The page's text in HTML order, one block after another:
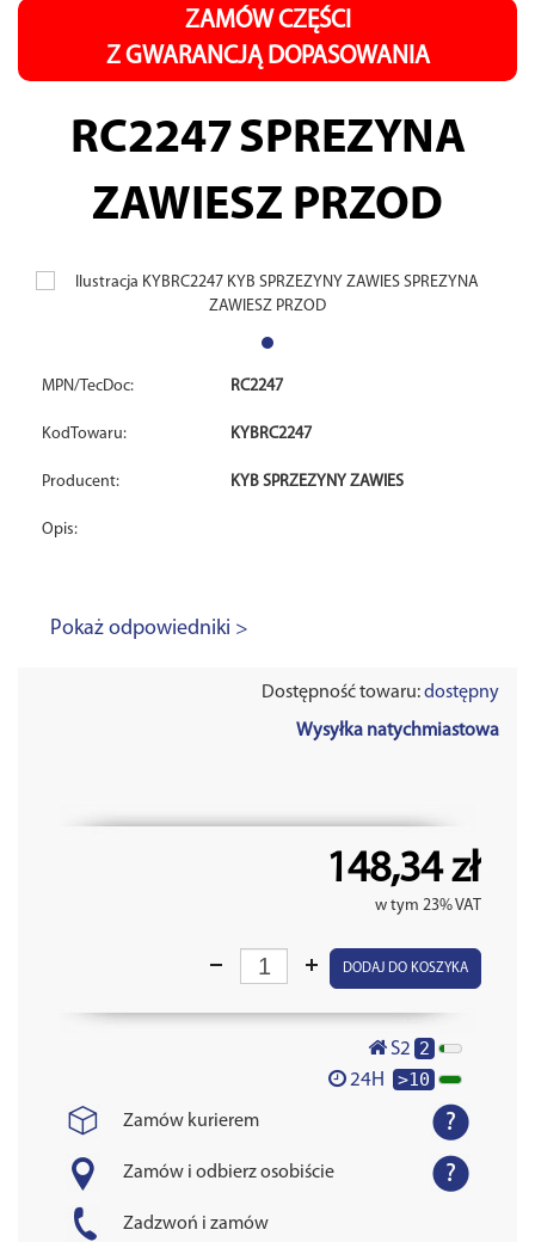
ZAMÓW CZĘŚCI
Z GWARANCJĄ DOPASOWANIA
RC2247SPREZYNA
ZAWIESZ PRZOD
MPN/TecDoc: RC2247
KodTowaru: KYBRC2247
Producent: KYB SPRZEZYNY ZAWIES
Opis:
Pokaż odpowiedniki >
Dostępność towaru:dostępny
Wysyłka natychmiastowa
148,34 zł
w tym 23% VAT
DODAJ DO KOSZYKA
S2 2
24H >10
Zamów kurierem
Zamów i odbierz osobiście
Zadzwoń i zamów